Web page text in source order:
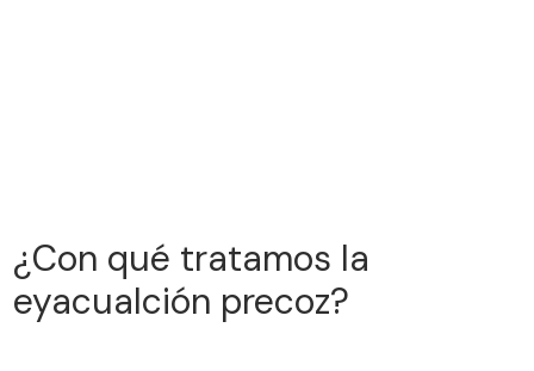
¿Con qué tratamos la
eyacualción precoz?